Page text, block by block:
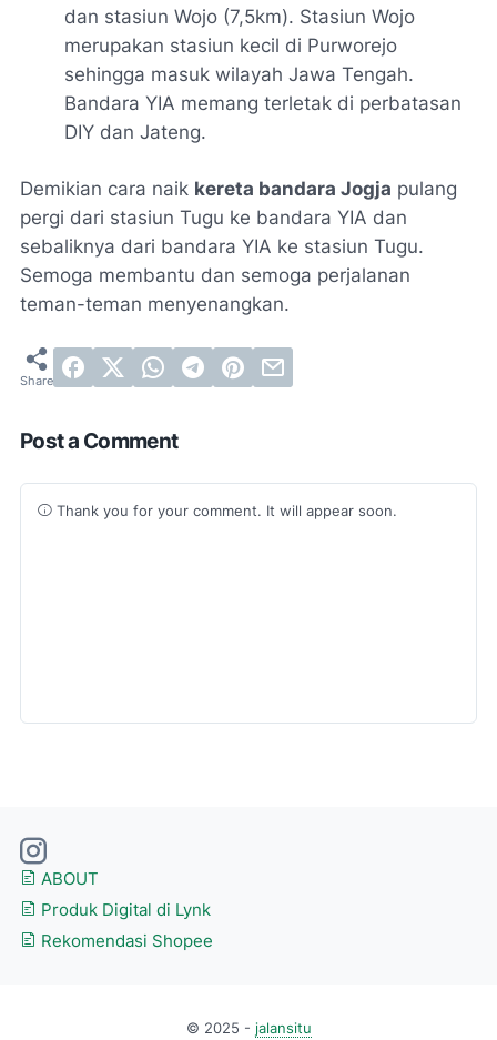
dan stasiun Wojo (7,5km). Stasiun Wojo
merupakan stasiun kecil di Purworejo
sehingga masuk wilayah Jawa Tengah.
Bandara YIA memang terletak di perbatasan
DIY dan Jateng.
Demikian cara naik kereta bandara Jogja pulang
pergi dari stasiun Tugu ke bandara YIA dan
sebaliknya dari bandara YIA ke stasiun Tugu.
Semoga membantu dan semoga perjalanan
teman-teman menyenangkan.
Post a Comment
Thank you for your comment. It will appear soon.
ABOUT
Produk Digital di Lynk
Rekomendasi Shopee
© 2025 - jalansitu